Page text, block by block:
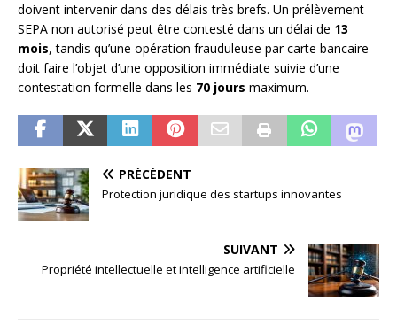
doivent intervenir dans des délais très brefs. Un prélèvement
SEPA non autorisé peut être contesté dans un délai de 13
mois, tandis qu’une opération frauduleuse par carte bancaire
doit faire l’objet d’une opposition immédiate suivie d’une
contestation formelle dans les 70 jours maximum.
PRÉCÉDENT
Protection juridique des startups innovantes
SUIVANT
Propriété intellectuelle et intelligence artificielle